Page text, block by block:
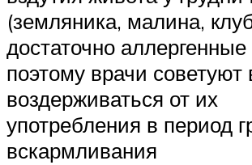
(земляника, малина,
достаточно
поэтому врачи
воздерживаться от их
употребления в период
вскармливания